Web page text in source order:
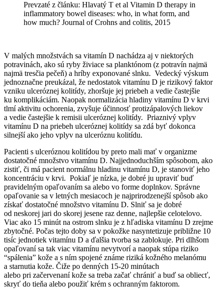
Prevzaté z článku: Hlavatý T et al Vitamin D therapy in
inflammatory bowel diseases: who, in what form, and
how much? Journal of Crohns and colitis, 2015
V malých množstvách sa vitamín D nachádza aj v niektorých
potravinách, ako sú ryby živiace sa planktónom (z potravín najmä
najmä tresčia pečeň) a hríby exponované slnku. Vedecký výskum
jednoznačne preukázal, že nedostatok vitamínu D je rizikový faktor
vzniku ulceróznej kolitídy, zhoršuje jej priebeh a vedie častejšie
ku komplikáciám. Naopak normalizácia hladiny vitamínu D v krvi
tlmí aktivitu ochorenia, zvyšuje účinnosť protizápalových liekov
a vedie častejšie k remisii ulceróznej kolitídy. Priaznivý vplyv
vitamínu D na priebeh ulceróznej kolitídy sa zdá byť dokonca
silnejší ako jeho vplyv na ulceróznu kolitídu.
Pacienti s ulceróznou kolitídou by preto mali mať v organizme
dostatočné množstvo vitamínu D. Najjednoduchším spôsobom, ako
zistiť, či má pacient normálnu hladinu vitamínu D, je stanoviť jeho
koncentráciu v krvi. Pokiaľ je nízka, je dobré ju upraviť buď
pravidelným opaľovaním sa alebo vo forme doplnkov. Správne
opaľovanie sa v letných mesiacoch je najprirodzenejší spôsob ako
získať dostatočné množstvo vitamínu D. Slniť sa je dobré
od neskorej jari do skorej jesene raz denne, najlepšie celotelovo.
Viac ako 15 minút na ostrom slnku je z hľadiska vitamínu D zrejme
zbytočné. Počas tejto doby sa v pokožke nasyntetizuje približne 10
tisíc jednotiek vitamínu D a ďalšia tvorba sa zablokuje. Pri dlhšom
opaľovaní sa tak viac vitamínu nevytvorí a naopak stúpa riziko
“spálenia” kože a s ním spojené známe riziká kožného melanómu
a starnutia kože. Čiže po denných 15-20 minútach
alebo pri začervenaní kože sa treba začať chrániť a buď sa obliecť,
skryť do tieňa alebo použiť krém s ochranným faktorom.